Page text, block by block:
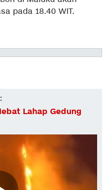
pada 18.40 WIT.
Lahap Gedung